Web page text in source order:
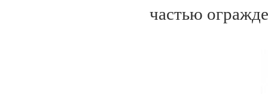
частью